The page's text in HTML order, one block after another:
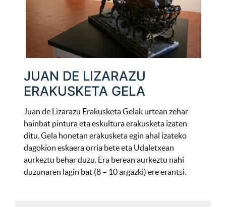
JUAN DE LIZARAZU
ERAKUSKETA GELA
Juan de Lizarazu Erakusketa Gelak urtean zehar
hainbat pintura eta eskultura erakusketa izaten
ditu. Gela honetan erakusketa egin ahal izateko
dagokion eskaera orria bete eta Udaletxean
aurkeztu behar duzu. Era berean aurkeztu nahi
duzunaren lagin bat (8 – 10 argazki) ere erantsi.